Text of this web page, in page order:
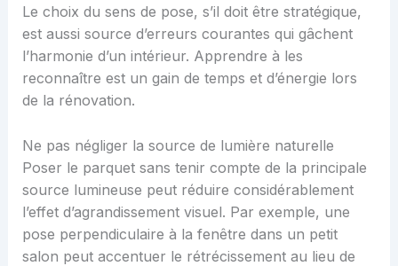
Le choix du sens de pose, s’il doit être stratégique,
est aussi source d’erreurs courantes qui gâchent
l’harmonie d’un intérieur. Apprendre à les
reconnaître est un gain de temps et d’énergie lors
de la rénovation.
Ne pas négliger la source de lumière naturelle
Poser le parquet sans tenir compte de la principale
source lumineuse peut réduire considérablement
l’effet d’agrandissement visuel. Par exemple, une
pose perpendiculaire à la fenêtre dans un petit
salon peut accentuer le rétrécissement au lieu de